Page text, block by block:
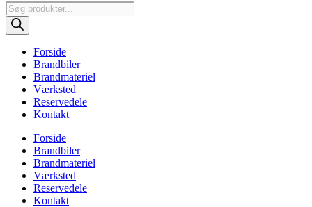
Products
search
Forside
Brandbiler
Brandmateriel
Værksted
Reservedele
Kontakt
Forside
Brandbiler
Brandmateriel
Værksted
Reservedele
Kontakt